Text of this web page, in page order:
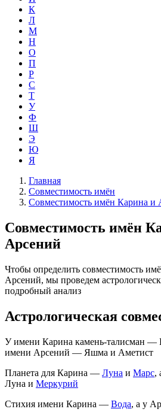
К
Л
М
Н
О
П
Р
С
Т
У
Ф
Ш
Э
Ю
Я
Главная
Совместимость имён
Совместимость имён Карина и
Совместимость имён
Арсений
Чтобы определить совместимость
Арсений, мы проведем
подробный анализ
Астрологическая
У имени Карина камень-талисман —
имени Арсений — Яшма и Аметист
Планета для Карина — Луна и Марс,
Луна и Меркурий
Стихия имени Карина — Вода, а у